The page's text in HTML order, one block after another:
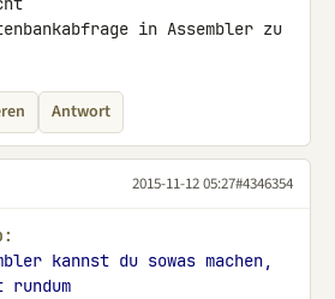
in Assembler zu
Antwort
2015-11-12 05:27#4346354
kannst du sowas machen,